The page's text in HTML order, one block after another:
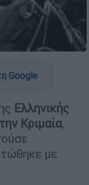
Google
Ελληνικής
Κριμαία,
με